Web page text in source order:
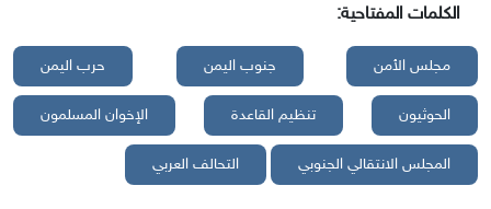
الكلمات المفتاحية:
مجلس الأمن جنوب اليمن حرب اليمن
الحوثيون تنظيم القاعدة الإخوان المسلمون
المجلس الانتقالي الجنوبي التحالف العربي